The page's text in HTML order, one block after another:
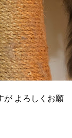
が よろしくお願